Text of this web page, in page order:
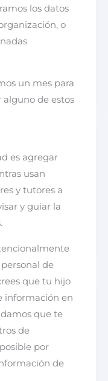
los datos
o
un mes para
alguno de estos
es agregar
usan
y tutores a
y guiar la
de
que tu hijo
información en
que te
de
por
de